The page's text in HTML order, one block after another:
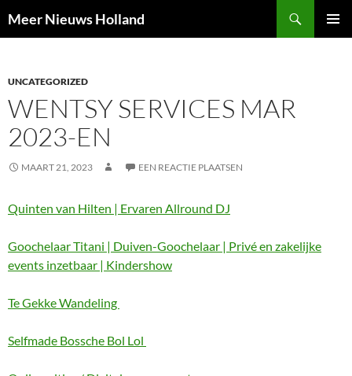
naar
Meer Nieuws Holland
UNCATEGORIZED
WENTSY SERVICES MAR
2023-EN
MAART 21, 2023 EEN REACTIE PLAATSEN
Quinten van Hilten | Ervaren Allround DJ
Goochelaar Titani | Duiven-Goochelaar | Privé en zakelijke
events inzetbaar | Kindershow
Te Gekke Wandeling
Selfmade Bossche Bol Lol